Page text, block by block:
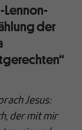
Lennon-
der
Jesus:
der mit mir